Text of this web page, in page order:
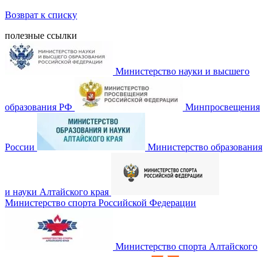
Возврат к списку
полезные ссылки
Министерство науки и высшего
образования РФ Минпросвещения
России Министерство образования
и науки Алтайского края
Министерство спорта Российской Федерации
Министерство спорта Алтайского